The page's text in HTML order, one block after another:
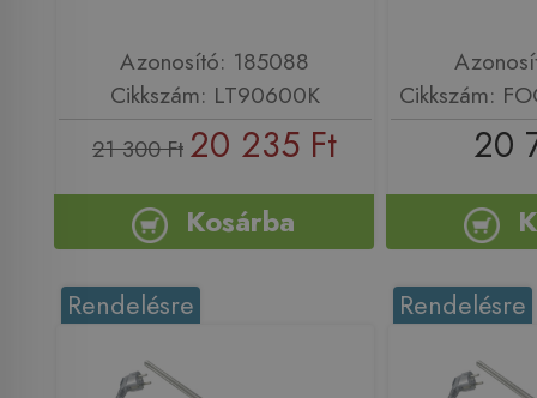
Azonosító: 185088
Cikkszám: LT90600K
21 300 Ft 20 235 Ft
Kosárba
Cikkszám:
20
Rendelésre Rendelésre